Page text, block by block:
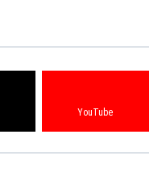
YouTube